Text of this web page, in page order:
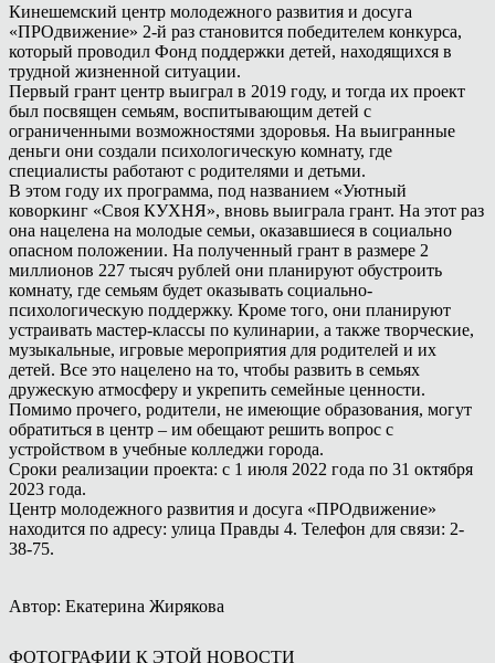
Кинешемский центр молодежного развития и досуга
«ПРОдвижение» 2-й раз становится победителем конкурса,
который проводил Фонд поддержки детей, находящихся в
трудной жизненной ситуации.
Первый грант центр выиграл в 2019 году, и тогда их проект
был посвящен семьям, воспитывающим детей с
ограниченными возможностями здоровья. На выигранные
деньги они создали психологическую комнату, где
специалисты работают с родителями и детьми.
В этом году их программа, под названием «Уютный
коворкинг «Своя КУХНЯ», вновь выиграла грант. На этот раз
она нацелена на молодые семьи, оказавшиеся в социально
опасном положении. На полученный грант в размере 2
миллионов 227 тысяч рублей они планируют обустроить
комнату, где семьям будет оказывать социально-
психологическую поддержку. Кроме того, они планируют
устраивать мастер-классы по кулинарии, а также творческие,
музыкальные, игровые мероприятия для родителей и их
детей. Все это нацелено на то, чтобы развить в семьях
дружескую атмосферу и укрепить семейные ценности.
Помимо прочего, родители, не имеющие образования, могут
обратиться в центр – им обещают решить вопрос с
устройством в учебные колледжи города.
Сроки реализации проекта: с 1 июля 2022 года по 31 октября
2023 года.
Центр молодежного развития и досуга «ПРОдвижение»
находится по адресу: улица Правды 4. Телефон для связи: 2-
38-75.
Автор: Екатерина Жирякова
ФОТОГРАФИИ К ЭТОЙ НОВОСТИ